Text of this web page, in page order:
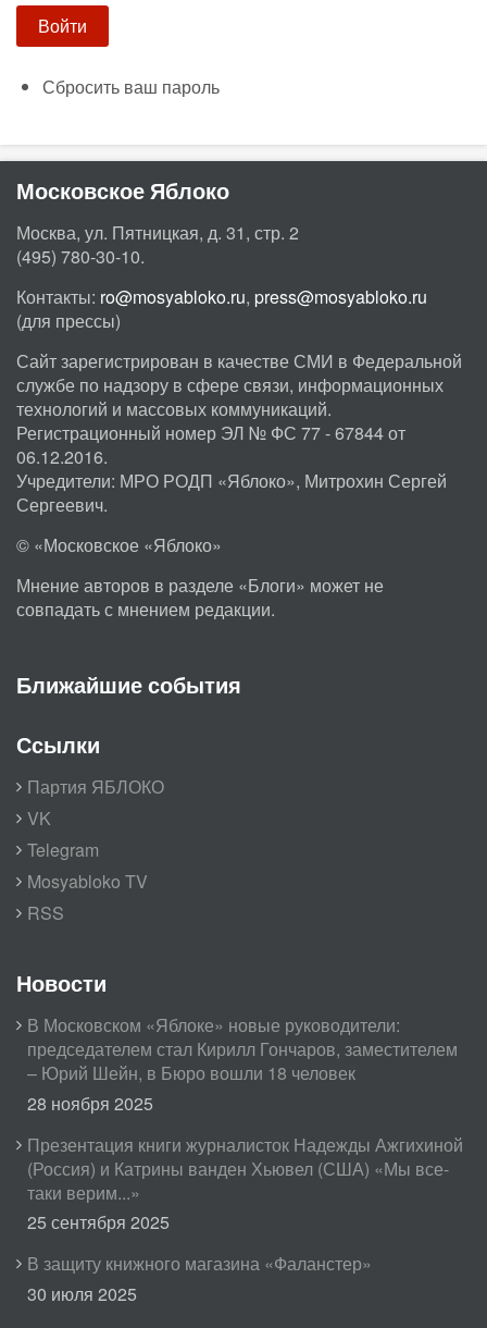
Сбросить ваш пароль
Московское Яблоко
Москва, ул. Пятницкая, д. 31, стр. 2
(495) 780-30-10.
Контакты: ro@mosyabloko.ru, press@mosyabloko.ru
(для прессы)
Сайт зарегистрирован в качестве СМИ в Федеральной
службе по надзору в сфере связи, информационных
технологий и массовых коммуникаций.
Регистрационный номер ЭЛ № ФС 77 - 67844 от
06.12.2016.
Учредители: МРО РОДП «Яблоко», Митрохин Сергей
Сергеевич.
© «Московское «Яблоко»
Мнение авторов в разделе «Блоги» может не
совпадать с мнением редакции.
Ближайшие события
Ссылки
Партия ЯБЛОКО
VK
Telegram
Mosyabloko TV
RSS
Новости
В Московском «Яблоке» новые руководители:
председателем стал Кирилл Гончаров, заместителем
– Юрий Шейн, в Бюро вошли 18 человек
28 ноября 2025
Презентация книги журналисток Надежды Ажгихиной
(Россия) и Катрины ванден Хьювел (США) «Мы все-
таки верим...»
25 сентября 2025
В защиту книжного магазина «Фаланстер»
30 июля 2025